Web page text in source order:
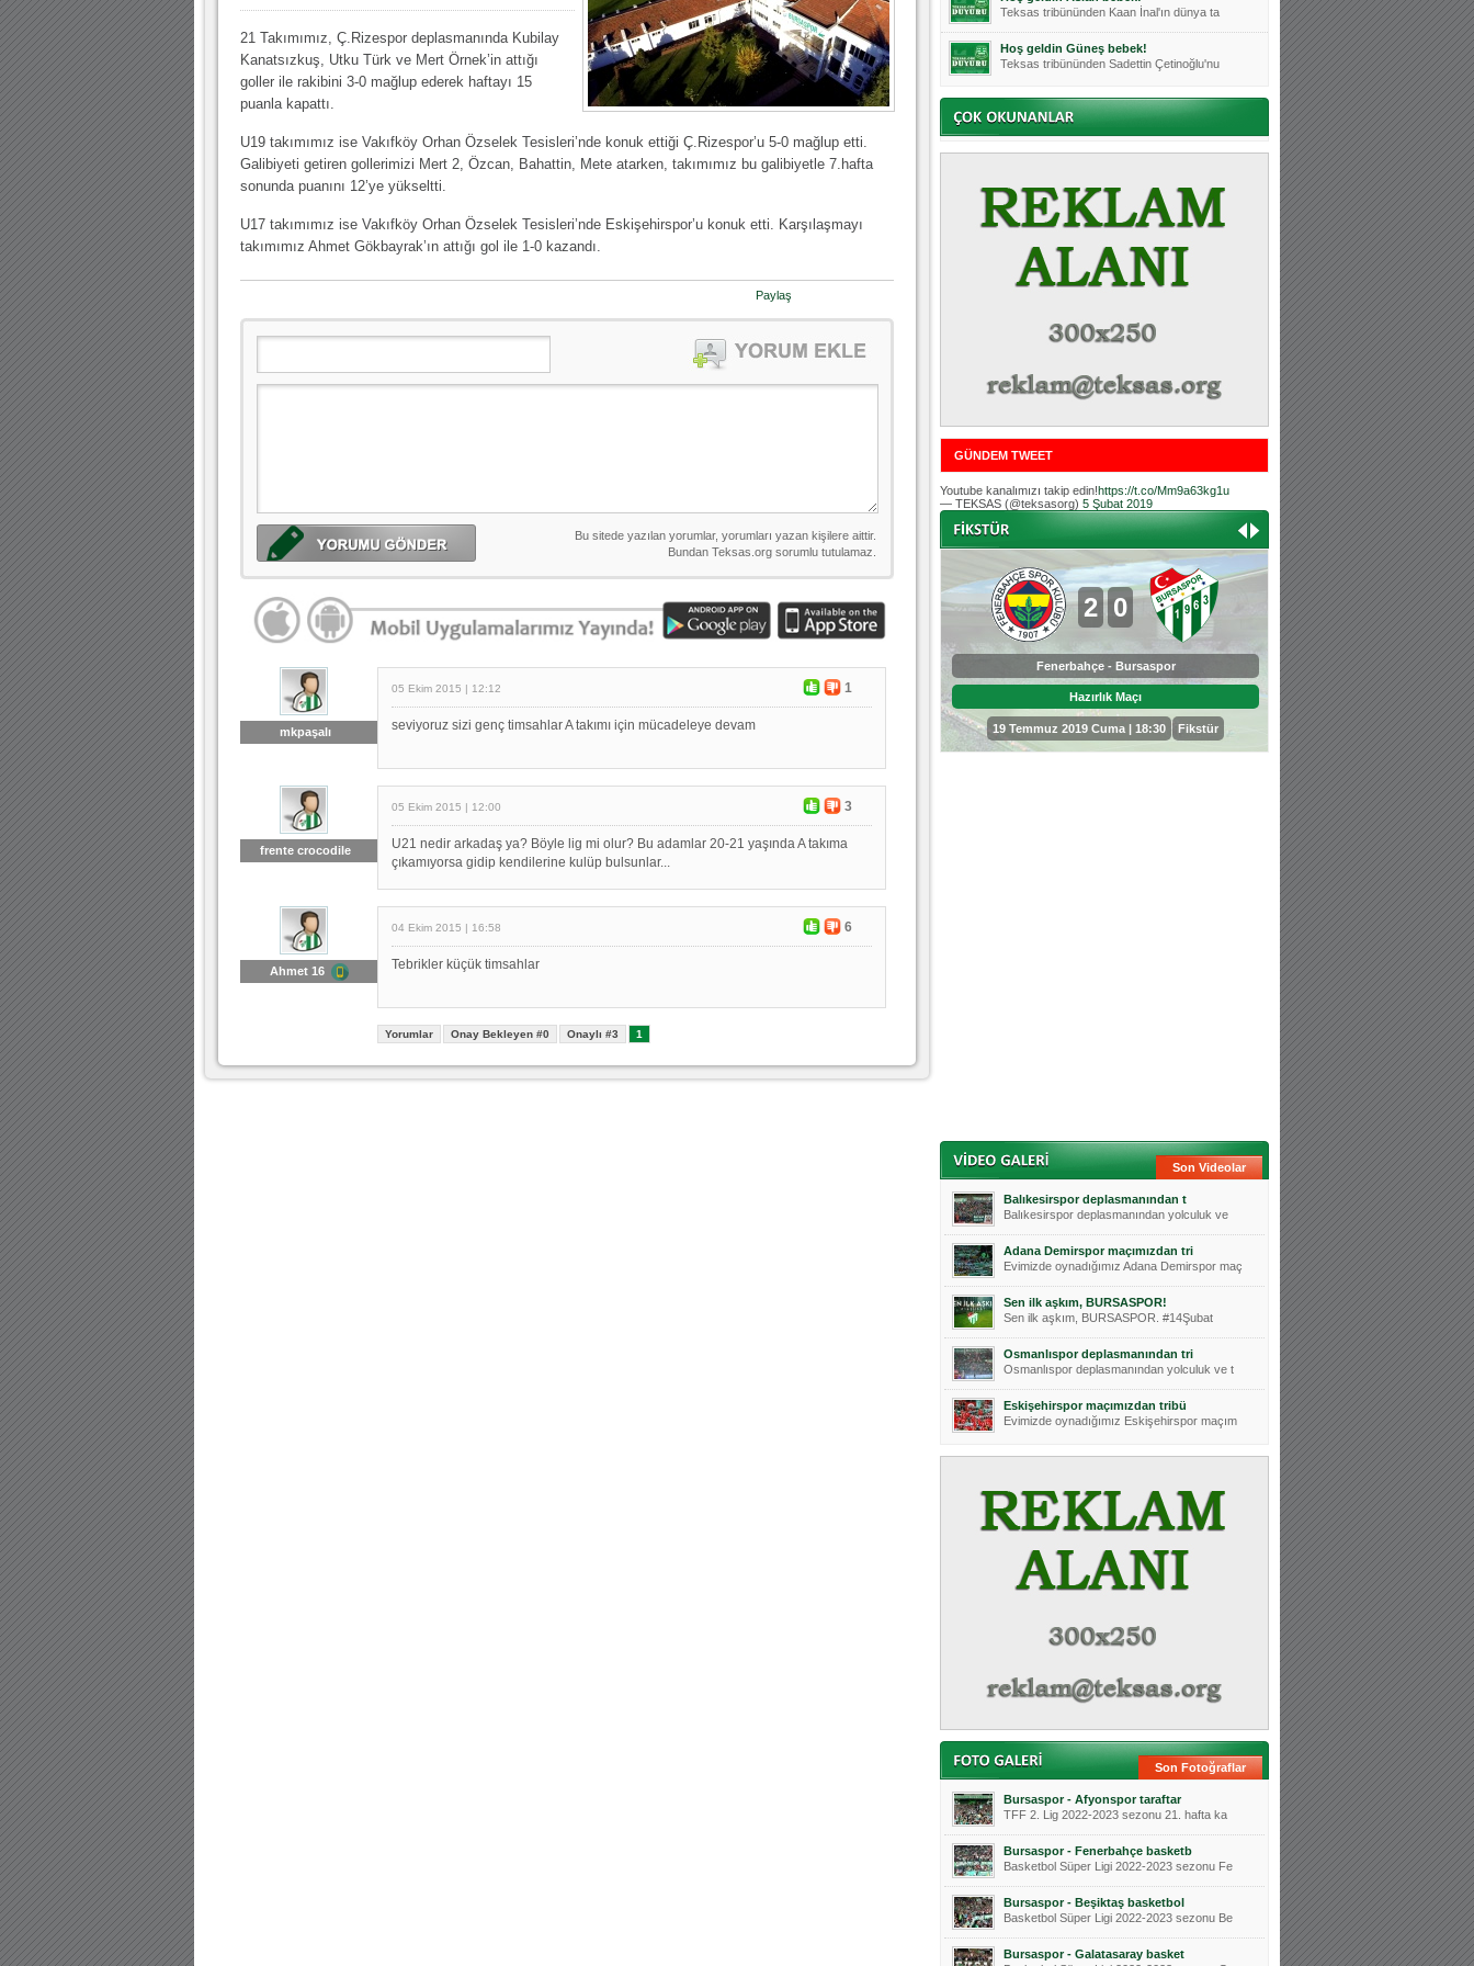
30.12.2022 18:00 |Hoş geldin Kadir Kağan Bebek!
11.11.2025 14:13 |Hoş geldin Ertuğrul Bebek!
12.10.2025 17:30 |
16.07.2024 14:32 |Hoş geldin Kerem Bebek!
08.01.2024 19:01 |Hoş geldin Aslan bebek!
03.01.2024 19:09 |Hoş geldin Güneş bebek!
21 Takımımız, Ç.Rizespor deplasmanında Kubilay
Kanatsızkuş, Utku Türk ve Mert Örnek’in attığı
goller ile rakibini 3-0 mağlup ederek haftayı 15
puanla kapattı.
U19 takımımız ise Vakıfköy Orhan Özselek Tesisleri’nde konuk ettiği Ç.Rizespor’u 5-0 mağlup etti.
Galibiyeti getiren gollerimizi Mert 2, Özcan, Bahattin, Mete atarken, takımımız bu galibiyetle 7.hafta
sonunda puanını 12’ye yükseltti.
U17 takımımız ise Vakıfköy Orhan Özselek Tesisleri’nde Eskişehirspor’u konuk etti. Karşılaşmayı
takımımız Ahmet Gökbayrak’ın attığı gol ile 1-0 kazandı.
Paylaş
mkpaşalı
05 Ekim 2015 | 12:12 1
seviyoruz sizi genç timsahlar A takımı için mücadeleye devam
frente crocodile
05 Ekim 2015 | 12:00 3
U21 nedir arkadaş ya? Böyle lig mi olur? Bu adamlar 20-21 yaşında A takıma
çıkamıyorsa gidip kendilerine kulüp bulsunlar...
Ahmet 16
04 Ekim 2015 | 16:58 6
Tebrikler küçük timsahlar
Yorumlar Onay Bekleyen #0 Onaylı #3 1
Teksas tribününden Kaan İnal'ın dünya ta
Hoş geldin Güneş bebek!
Teksas tribününden Sadettin Çetinoğlu'nu
Mutluluklar Ceyhun Tetik
Teksas tribünlerinin sevilen isimlerinde
Bursasporumuzun önü açılsın is
Hoş geldin Alaz Bebek!
Teksas.org sistem yöneticisi, ekibimizin
Hoş geldin Göktuğ Bebek!
Teksas.org ekibimizden ve tribünlerimizi
Teksas tribünlerinden Basri İleri'nin dü
Hoş geldin Kerem Bebek!
Tribünlerimizden Mesut Ulusoy'un (Duka)
Hoş geldin Aslan bebek!
Teksas tribününden Kaan İnal'ın dünya ta
Hoş geldin Güneş bebek!
Teksas tribününden Sadettin Çetinoğlu'nu
GÜNDEM TWEET
Youtube kanalımızı takip edin!https://t.co/Mm9a63kg1u
— TEKSAS (@teksasorg) 5 Şubat 2019
- -
Bursaspor - Altınordu
1. Lig 32. Hafta
04 Temmuz 2020 Cumartesi | 20:00
2 0
Fenerbahçe - Bursaspor
Hazırlık Maçı
19 Temmuz 2019 Cuma | 18:30 Fikstür
0 3
Bursaspor - Sepahan
Hazırlık Maçı
25 Temmuz 2019 Perşembe |
Son Videolar
Balıkesirspor deplasmanından t
Balıkesirspor deplasmanından yolculuk ve
Adana Demirspor maçımızdan tri
Evimizde oynadığımız Adana Demirspor maç
Sen ilk aşkım, BURSASPOR!
Sen ilk aşkım, BURSASPOR. #14Şubat
Osmanlıspor deplasmanından tri
Osmanlıspor deplasmanından yolculuk ve t
Eskişehirspor maçımızdan tribü
Evimizde oynadığımız Eskişehirspor maçım
Son Fotoğraflar
Bursaspor - Afyonspor taraftar
TFF 2. Lig 2022-2023 sezonu 21. hafta ka
Bursaspor - Fenerbahçe basketb
Basketbol Süper Ligi 2022-2023 sezonu Fe
Bursaspor - Beşiktaş basketbol
Basketbol Süper Ligi 2022-2023 sezonu Be
Bursaspor - Galatasaray basket